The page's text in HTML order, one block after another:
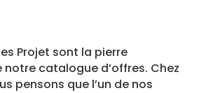
Projet sont la pierre
notre catalogue d’offres. Chez
pensons que l’un de nos